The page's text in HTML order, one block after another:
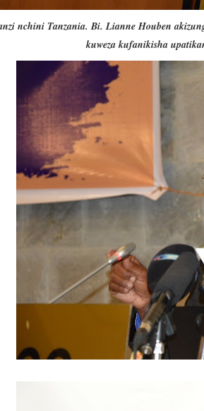
nchini Tanzania. Bi. Lianne Houben
kuweza kufanikisha